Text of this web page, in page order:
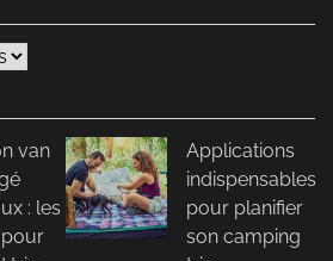
van
: les
Applications
indispensables
pour planifier
son camping